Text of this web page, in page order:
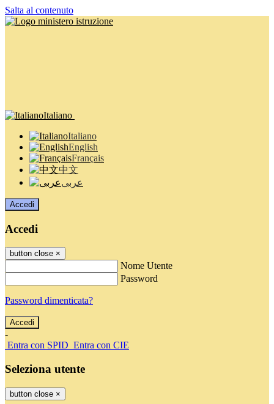
Salta al contenuto
Italiano
Italiano
English
Français
中文
عربى
Accedi
Accedi
button close ×
Nome Utente
Password
Password dimenticata?
-
Entra con SPID Entra con CIE
Seleziona utente
button close ×